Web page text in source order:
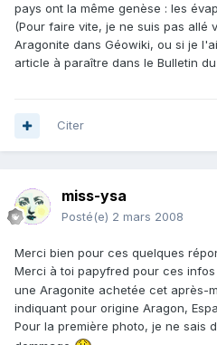
pays ont la même genèse : les
(Pour faire vite, je ne suis pas allé
Aragonite dans Géowiki, ou si je
article à paraître dans le Bulletin
Citer
miss-ysa
Posté(e) 2 mars 2008
Merci bien pour ces quelques
Merci à toi papyfred pour ces infos
une Aragonite achetée cet après-
indiquant pour origine Aragon,
Pour la première photo, je ne sais